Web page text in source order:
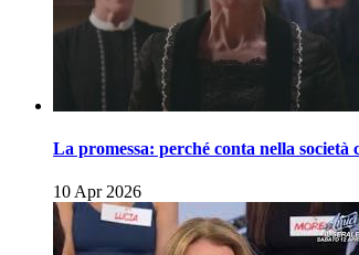
La promessa: perché conta nella società
10 Apr 2026